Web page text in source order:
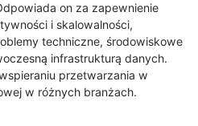
on za zapewnienie
i skalowalności,
techniczne, środowiskowe
infrastrukturą danych.
przetwarzania w
w różnych branżach.